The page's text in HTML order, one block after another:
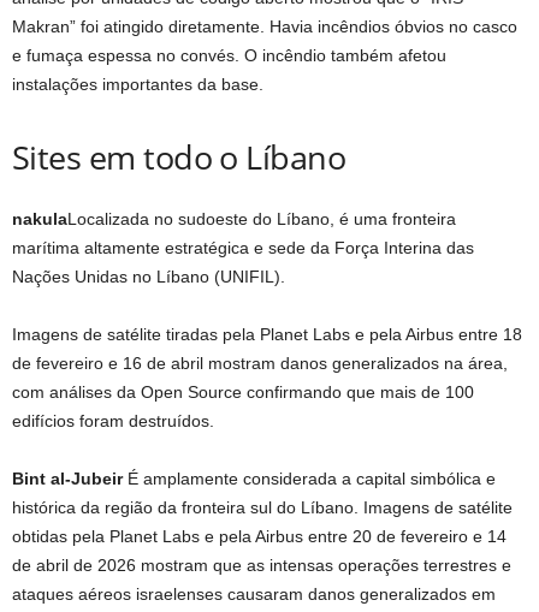
Makran” foi atingido diretamente. Havia incêndios óbvios no casco
e fumaça espessa no convés. O incêndio também afetou
instalações importantes da base.
Sites em todo o Líbano
nakulaLocalizada no sudoeste do Líbano, é uma fronteira
marítima altamente estratégica e sede da Força Interina das
Nações Unidas no Líbano (UNIFIL).
Imagens de satélite tiradas pela Planet Labs e pela Airbus entre 18
de fevereiro e 16 de abril mostram danos generalizados na área,
com análises da Open Source confirmando que mais de 100
edifícios foram destruídos.
Bint al-Jubeir É amplamente considerada a capital simbólica e
histórica da região da fronteira sul do Líbano. Imagens de satélite
obtidas pela Planet Labs e pela Airbus entre 20 de fevereiro e 14
de abril de 2026 mostram que as intensas operações terrestres e
ataques aéreos israelenses causaram danos generalizados em